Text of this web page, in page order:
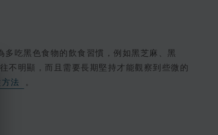
吃黑色食物的飲食習慣，例如黑芝麻、黑
不明顯，而且需要長期堅持才能觀察到些微的
法
。